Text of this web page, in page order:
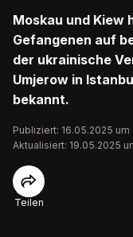
Moskau und Kiew
Gefangenen auf
der ukrainische
Umjerow in
bekannt.
Publiziert: 16.05.2025 um
Aktualisiert: 19.05.2025
Teilen